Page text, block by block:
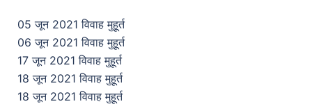
05 जून 2021 विवाह मुहूर्त
06 जून 2021 विवाह मुहूर्त
17 जून 2021 विवाह मुहूर्त
18 जून 2021 विवाह मुहूर्त
18 जून 2021 विवाह मुहूर्त